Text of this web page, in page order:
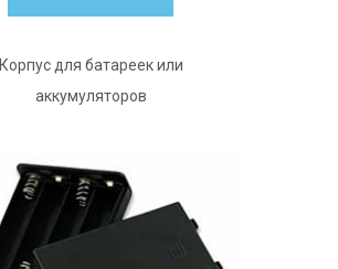
Корпус для батареек или
аккумуляторов